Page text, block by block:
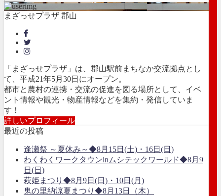
まざっせプラザ 郡山
「まざっせプラザ」は、郡山駅前まちなか交流拠点とし
て、平成21年5月30日にオープン。
都市と農村の連携・交流の促進を図る場所として、イベ
ント情報や観光・物産情報などを集約・発信していま
す！
詳しいプロフィール
最近の投稿
逢瀬祭 ～夏休み～◆8月15日(土)・16日(日)
わくわくワークタウンinムシテックワールド◆8月9
日(日)
萩姫まつり◆8月9日(日)・10日(月)
鬼の里納涼夏まつり◆8月13日（木）